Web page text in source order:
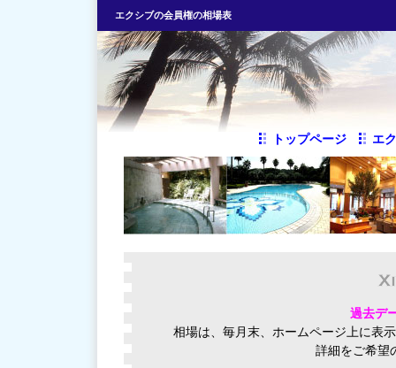
エクシブの会員権の相場表
トップページ エ
過去デ
相場は、毎月末、ホームページ上に表
詳細をご希望